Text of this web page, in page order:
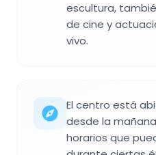
escultura,
de cine y
vivo.
El centro está
desde la
horarios que